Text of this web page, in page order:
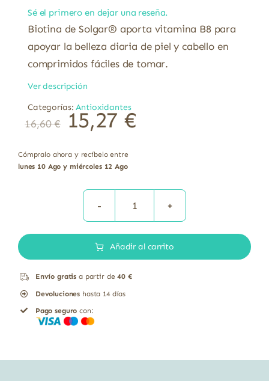
Sé el primero en dejar una reseña.
Biotina de Solgar® aporta vitamina B8 para
apoyar la belleza diaria de piel y cabello en
comprimidos fáciles de tomar.
Ver descripción
Categorías:Antioxidantes
16,60€ 15,27 €
Cómpralo ahora y recíbelo entre
lunes 10 Ago y miércoles 12 Ago
Biotina
D-
Añadir al carrito
Envío gratis a partir de40 €
Devoluciones hasta 14 días
Pago seguro con: